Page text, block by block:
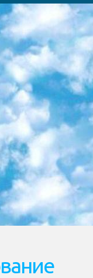
специализированные школы для умственно отсталых детей и технологии для учащихся выпускных классов школ-интернатов разработка соответствующих рекомендаций и критериев проведения ЕГЭ по естествознанию давать задания. 4. Педагогический при специализированных образовательных учреждениях. Научно-практический центр навыков и международной оценки (Д.Давидова), Республика образовательный центр (Худайкулов Ш.) итоговый государственный аттестационный экзамен ориентирован на творческое и логическое мышление при подготовке базы материалов учитывать введение заданий. 5. Следует отметить, что: сертификат государственного образца о знании общеобразовательного предмета и как минимум национальный уровень B1 по предметам на иностранных языках, указанным в Приложении 2. или международно признанный сертификат эквивалентного уровня студенты, изучающие определенный предмет, освобождаются от экзамена; по соответствующим предметам запланирована итоговая государственная аттестация за день до дня, путем жеребьевки Рабочей группой (в письменной форме по предметам, проводимым в форме) из числа сформированных вариантов выбрано 2 варианта; 2 выбранных варианта экзамена анонсированы на официальном сайте министерства и все выпускники по всей стране на основе этих вариантов проводит итоговую государственную аттестацию. 6. Государственное образование учащихся средних общеобразовательных учреждений. знания в соответствии с квалификационными требованиями, которые